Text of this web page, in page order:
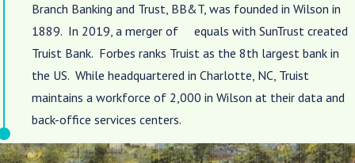
Branch Banking and Trust, BB&T, was founded in Wilson in
1889. In 2019, a merger of equals with SunTrust created
Truist Bank. Forbes ranks Truist as the 8th largest bank in
the US. While headquartered in Charlotte, NC, Truist
maintains a workforce of 2,000 in Wilson at their data and
back-office services centers.